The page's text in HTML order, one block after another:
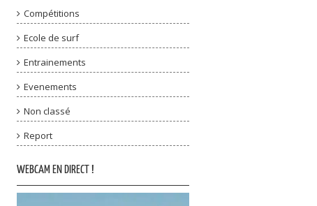
Compétitions
Ecole de surf
Entrainements
Evenements
Non classé
Report
WEBCAM EN DIRECT !